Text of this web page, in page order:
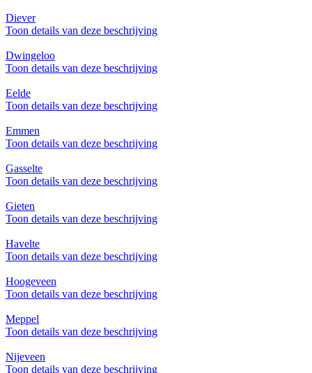
Diever
Toon details van deze beschrijving
Dwingeloo
Toon details van deze beschrijving
Eelde
Toon details van deze beschrijving
Emmen
Toon details van deze beschrijving
Gasselte
Toon details van deze beschrijving
Gieten
Toon details van deze beschrijving
Havelte
Toon details van deze beschrijving
Hoogeveen
Toon details van deze beschrijving
Meppel
Toon details van deze beschrijving
Nijeveen
Toon details van deze beschrijving